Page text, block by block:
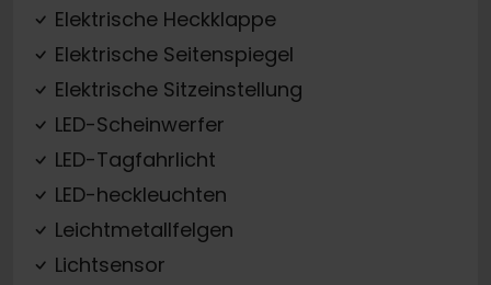
Elektrische Heckklappe
Elektrische Seitenspiegel
Elektrische Sitzeinstellung
LED-Scheinwerfer
LED-Tagfahrlicht
LED-heckleuchten
Leichtmetallfelgen
Lichtsensor